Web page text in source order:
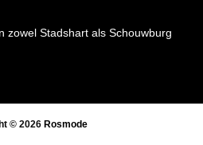
zowel Stadshart als Schouwburg
© 2026 Rosmode